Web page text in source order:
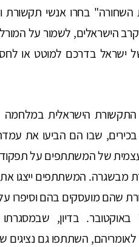
בחרו אנשי תקשורת
הישראלים, לשמור על המורל
ישראל בדרכם למוטט או
הישראלית במלחמה
בכירים, שבו הם הביעו את
עצמית של המשתתפים על
מבשגרה. המשתתפים ייצגו
שהם מועסקים בהם וסיפרו
שהשתנו דרמטית מאז ה-7 באוקטובר.
השתתפו גם נציגים